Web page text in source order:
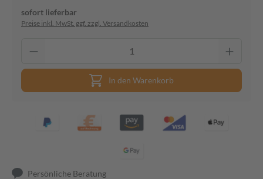
sofort lieferbar
Preise inkl. MwSt. ggf. zzgl. Versandkosten
In den Warenkorb
Persönliche Beratung